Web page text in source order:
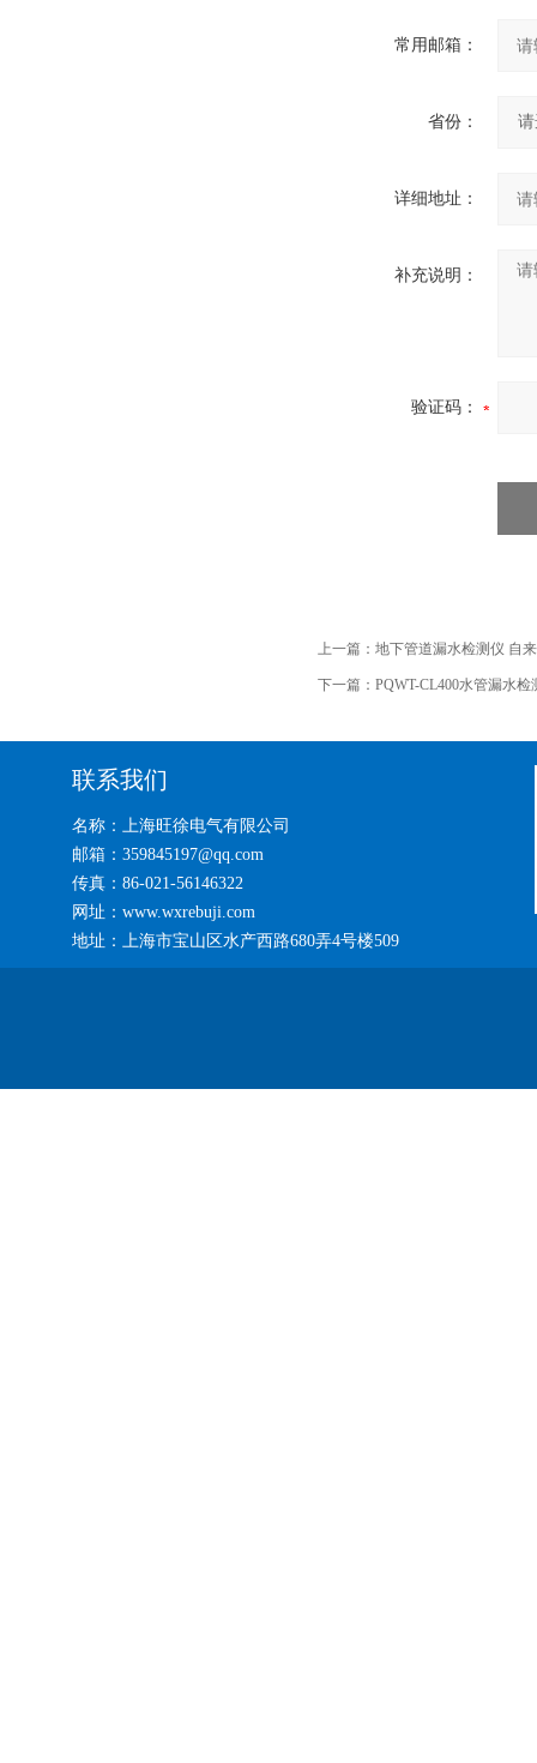
常用邮箱：
省份：
详细地址：
补充说明：
验证码：
上一篇： 地下管道漏水检测仪 自
下一篇： PQWT-CL400水管漏水检
联系我们
名称：上海旺徐电气有限公司
邮箱：359845197@qq.com
传真：86-021-56146322
网址：www.wxrebuji.com
地址：上海市宝山区水产西路680弄4号楼509